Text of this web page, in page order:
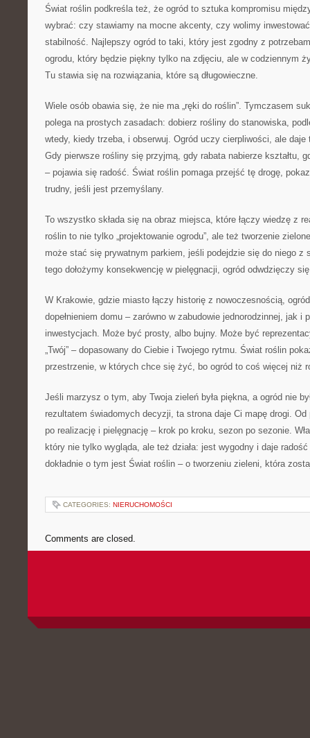
Świat roślin podkreśla też, że ogród to sztuka kompromisu
wybrać: czy stawiamy na mocne akcenty, czy wolimy inwestować
stabilność. Najlepszy ogród to taki, który jest zgodny z
ogrodu, który będzie piękny tylko na zdjęciu, ale w codziennym
Tu stawia się na rozwiązania, które są długowieczne.
Wiele osób obawia się, że nie ma „ręki do roślin”. Tymczasem
polega na prostych zasadach: dobierz rośliny do stanowiska,
wtedy, kiedy trzeba, i obserwuj. Ogród uczy cierpliwości, ale
Gdy pierwsze rośliny się przyjmą, gdy rabata nabierze kształtu,
– pojawia się radość. Świat roślin pomaga przejść tę drogę,
trudny, jeśli jest przemyślany.
To wszystko składa się na obraz miejsca, które łączy wiedzę z
roślin to nie tylko „projektowanie ogrodu”, ale też tworzenie
może stać się prywatnym parkiem, jeśli podejdzie się do niego z
tego dołożymy konsekwencję w pielęgnacji, ogród odwdzięczy
W Krakowie, gdzie miasto łączy historię z nowoczesnością,
dopełnieniem domu – zarówno w zabudowie jednorodzinnej, jak i
inwestycjach. Może być prosty, albo bujny. Może być
„Twój” – dopasowany do Ciebie i Twojego rytmu. Świat roślin
przestrzenie, w których chce się żyć, bo ogród to coś więcej niż
Jeśli marzysz o tym, aby Twoja zieleń była piękna, a ogród nie
rezultatem świadomych decyzji, ta strona daje Ci mapę drogi.
po realizację i pielęgnację – krok po kroku, sezon po sezonie.
który nie tylko wygląda, ale też działa: jest wygodny i daje
dokładnie o tym jest Świat roślin – o tworzeniu zieleni, która
CATEGORIES: NIERUCHOMOŚCI
Comments are closed.